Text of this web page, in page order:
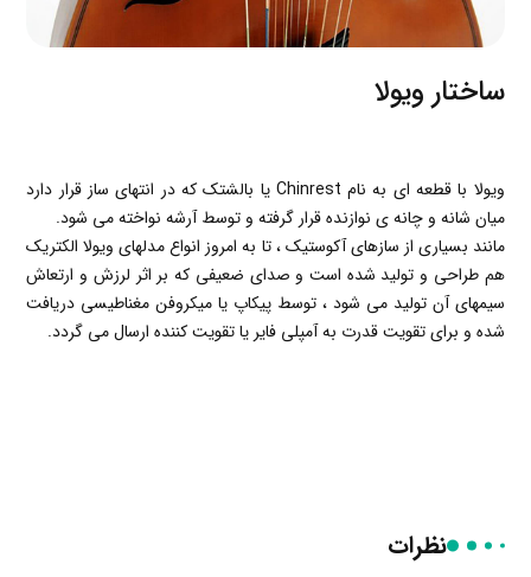
ساختار ویولا
ویولا با قطعه ای به نام Chinrest یا بالشتک که در انتهای ساز قرار دارد
میان شانه و چانه ی نوازنده قرار گرفته و توسط آرشه نواخته می شود.
مانند بسیاری از سازهای آکوستیک ، تا به امروز انواع مدلهای ویولا الکتریک
هم طراحی و تولید شده است و صدای ضعیفی که بر اثر لرزش و ارتعاش
سیمهای آن تولید می شود ، توسط پیکاپ یا میکروفن مغناطیسی دریافت
شده و برای تقویت قدرت به آمپلی فایر یا تقویت کننده ارسال می گردد.
نظرات